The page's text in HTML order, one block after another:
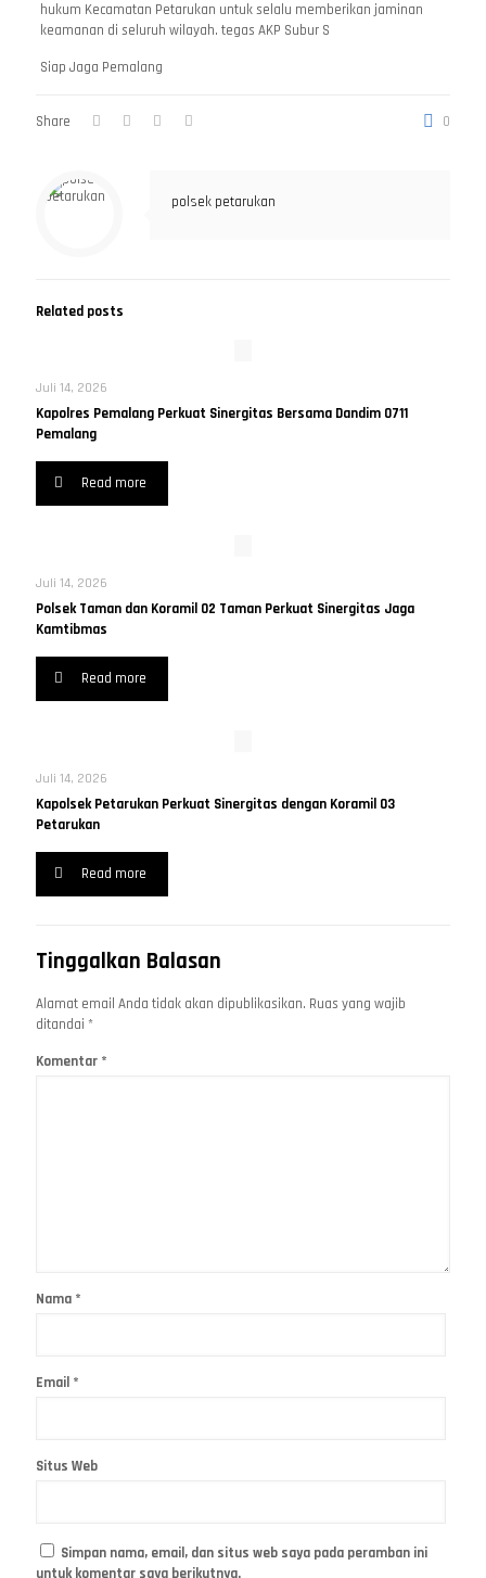
hukum Kecamatan Petarukan untuk selalu memberikan jaminan
keamanan di seluruh wilayah. tegas AKP Subur S
Siap Jaga Pemalang
Share 0
polsek petarukan
Related posts
Juli 14, 2026
Kapolres Pemalang Perkuat Sinergitas Bersama Dandim 0711
Pemalang
Read more
Juli 14, 2026
Polsek Taman dan Koramil 02 Taman Perkuat Sinergitas Jaga
Kamtibmas
Read more
Juli 14, 2026
Kapolsek Petarukan Perkuat Sinergitas dengan Koramil 03
Petarukan
Read more
Tinggalkan Balasan
Alamat email Anda tidak akan dipublikasikan. Ruas yang wajib
ditandai *
Komentar *
Nama *
Email *
Situs Web
Simpan nama, email, dan situs web saya pada peramban ini
untuk komentar saya berikutnya.